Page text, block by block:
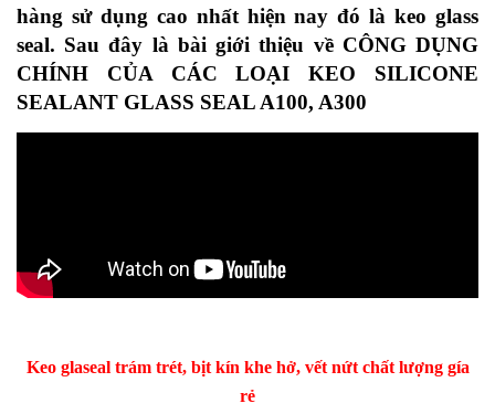
hàng sử dụng cao nhất hiện nay đó là keo glass
seal. Sau đây là bài giới thiệu về CÔNG DỤNG
CHÍNH CỦA CÁC LOẠI KEO SILICONE
SEALANT GLASS SEAL A100, A300
Keo glaseal trám trét, bịt kín khe hở, vết nứt chất lượng gía
rẻ